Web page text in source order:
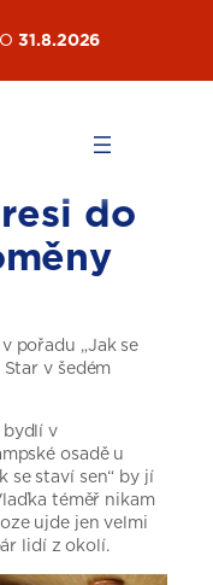
31.8.2026
do
pořadu „Jak se
v šedém
v
osadě u
se staví sen“ by jí
téměř nikam
ujde jen velmi
lidí z okolí.